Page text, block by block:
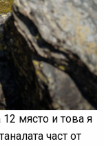
място и това я
част от